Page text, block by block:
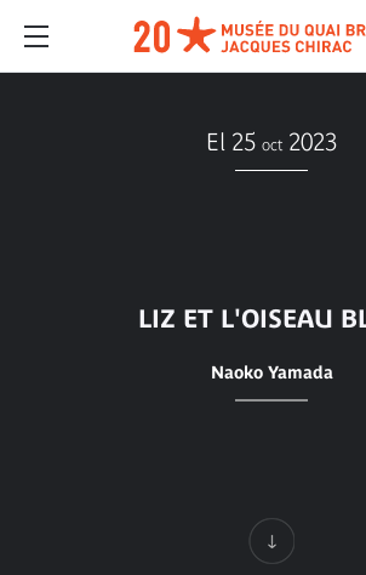
El 25 oct 2023
LIZ ET L'OISEAU
Naoko Yamada